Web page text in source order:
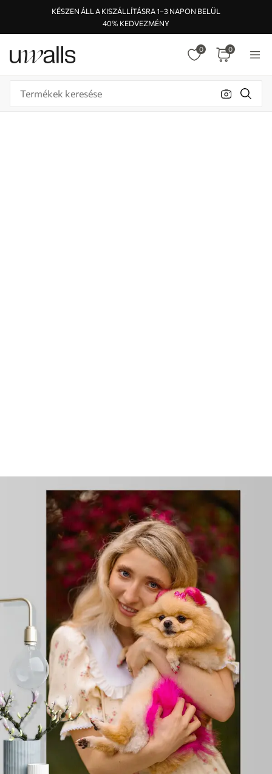
KÉSZEN ÁLL A KISZÁLLÍTÁSRA 1–3 NAPON BELÜL
40% KEDVEZMÉNY
0 0